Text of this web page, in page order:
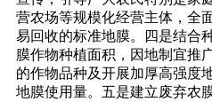
营农场等规模化经营主体，全
易回收的标准地膜。四是结合
膜作物种植面积，因地制宜推
的作物品种及开展加厚高强度
地膜使用量。五是建立废弃农